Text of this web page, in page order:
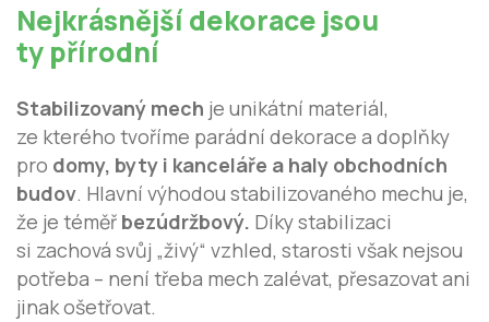
Nejkrásnější dekorace jsou
ty přírodní
Stabilizovaný mech je unikátní materiál,
ze kterého tvoříme parádní dekorace a doplňky
pro domy, byty i kanceláře a haly obchodních
budov. Hlavní výhodou stabilizovaného mechu je,
že je téměř bezúdržbový. Díky stabilizaci
si zachová svůj „živý“ vzhled, starosti však nejsou
potřeba – není třeba mech zalévat, přesazovat ani
jinak ošetřovat.